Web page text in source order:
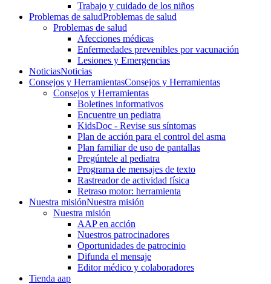
Trabajo y cuidado de los niños
Problemas de saludProblemas de salud
Problemas de salud
Afecciones médicas
Enfermedades prevenibles por vacunación
Lesiones y Emergencias
NoticiasNoticias
Consejos y HerramientasConsejos y Herramientas
Consejos y Herramientas
Boletines informativos
Encuentre un pediatra
KidsDoc - Revise sus síntomas
Plan de acción para el control del asma
Plan familiar de uso de pantallas
Pregúntele al pediatra
Programa de mensajes de texto
Rastre​​ador de activida​d física
Retraso motor: herramienta
Nuestra misiónNuestra misión
Nuestra misión
AAP en acción
Nuestros patrocinadores
Oportunidades de patrocinio
Difunda el mensaje
Editor médico y colaboradores
Tienda aap